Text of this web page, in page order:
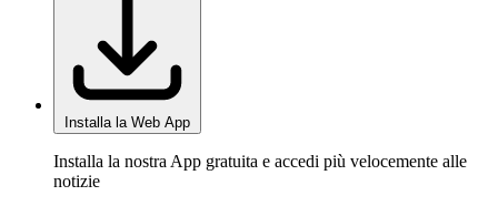
Installa la Web App
Installa la nostra App gratuita e accedi più velocemente alle
notizie